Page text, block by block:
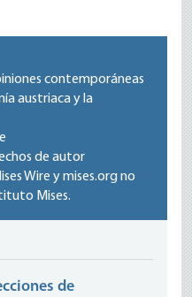
contemporáneas
austriaca y la
de autor
Wire y mises.org no
Mises.
de